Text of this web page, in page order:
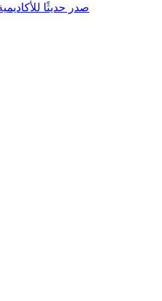
صدر حديثًا